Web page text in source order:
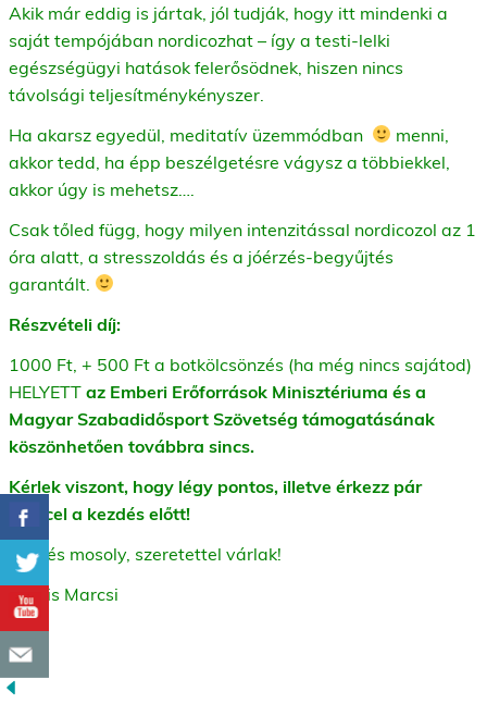
Akik már eddig is jártak, jól tudják, hogy itt mindenki a
saját tempójában nordicozhat – így a testi-lelki
egészségügyi hatások felerősödnek, hiszen nincs
távolsági teljesítménykényszer.
Ha akarsz egyedül, meditatív üzemmódban
menni,
akkor tedd, ha épp beszélgetésre vágysz a többiekkel,
akkor úgy is mehetsz….
Csak tőled függ, hogy milyen intenzitással nordicozol az 1
óra alatt, a stresszoldás és a jóérzés-begyűjtés
garantált.
Részvételi díj:
1000 Ft, + 500 Ft a botkölcsönzés (ha még nincs sajátod)
HELYETT az Emberi Erőforrások Minisztériuma és a
Magyar Szabadidősport Szövetség támogatásának
köszönhetően továbbra sincs.
Kérlek viszont, hogy légy pontos, illetve érkezz pár
perccel a kezdés előtt!
Üdv és mosoly, szeretettel várlak!
Kocsis Marcsi